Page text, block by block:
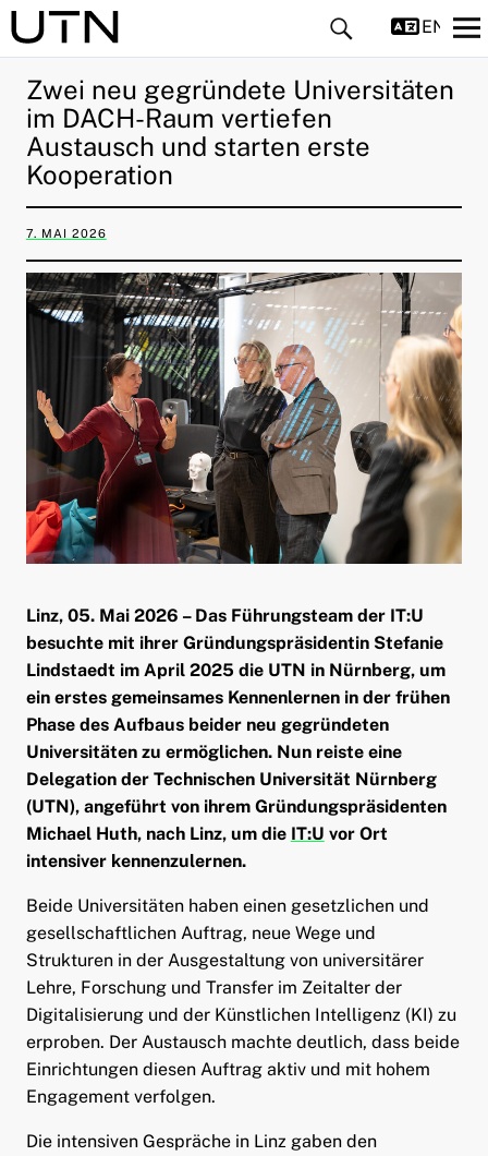
Menü aufklappen
Menü aufklappen
Menü aufklappen
Menü aufklappen
Menü aufklappen
Menü aufklappen
Zwei neu gegründete Universitäten
im DACH-Raum vertiefen
Austausch und starten erste
Kooperation
7. MAI 2026
Linz, 05. Mai 2026 – Das Führungsteam der IT:U
besuchte mit ihrer Gründungspräsidentin Stefanie
Lindstaedt im April 2025 die UTN in Nürnberg, um
ein erstes gemeinsames Kennenlernen in der frühen
Phase des Aufbaus beider neu gegründeten
Universitäten zu ermöglichen. Nun reiste eine
Delegation der Technischen Universität Nürnberg
(UTN), angeführt von ihrem Gründungspräsidenten
Michael Huth, nach Linz, um die IT:U vor Ort
intensiver kennenzulernen.
Beide Universitäten haben einen gesetzlichen und
gesellschaftlichen Auftrag, neue Wege und
Strukturen in der Ausgestaltung von universitärer
Lehre, Forschung und Transfer im Zeitalter der
Digitalisierung und der Künstlichen Intelligenz (KI) zu
erproben. Der Austausch machte deutlich, dass beide
Einrichtungen diesen Auftrag aktiv und mit hohem
Engagement verfolgen.
Die intensiven Gespräche in Linz gaben den